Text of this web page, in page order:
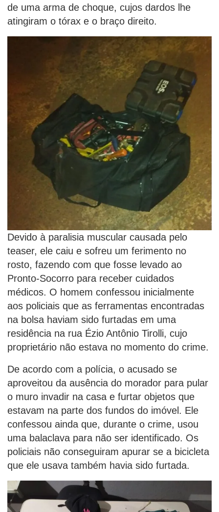
de uma arma de choque, cujos dardos lhe
atingiram o tórax e o braço direito.
Devido à paralisia muscular causada pelo
teaser, ele caiu e sofreu um ferimento no
rosto, fazendo com que fosse levado ao
Pronto-Socorro para receber cuidados
médicos. O homem confessou inicialmente
aos policiais que as ferramentas encontradas
na bolsa haviam sido furtadas em uma
residência na rua Ézio Antônio Tirolli, cujo
proprietário não estava no momento do crime.
De acordo com a polícia, o acusado se
aproveitou da ausência do morador para pular
o muro invadir na casa e furtar objetos que
estavam na parte dos fundos do imóvel. Ele
confessou ainda que, durante o crime, usou
uma balaclava para não ser identificado. Os
policiais não conseguiram apurar se a bicicleta
que ele usava também havia sido furtada.